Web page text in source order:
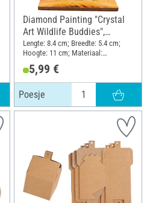
Diamond Painting "Crystal
Art Wildlife Buddies",
Poesje
Lengte: 8.4 cm; Breedte: 5.4 cm;
Hoogte: 11 cm; Materiaal:
Kunststof, MDF-hout
5,99 €
Poesje